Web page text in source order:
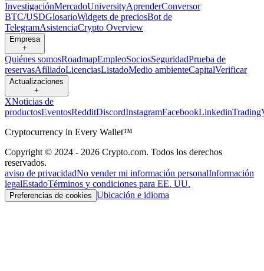
InvestigaciónMercadoUniversityAprenderConversor
BTC/USDGlosarioWidgets de preciosBot de
TelegramAsistenciaCrypto Overview
Empresa
+
Quiénes somosRoadmapEmpleoSociosSeguridadPrueba de
reservasAfiliadoLicenciasListadoMedio ambienteCapitalVerificar
Actualizaciones
+
XNoticias de
productosEventosRedditDiscordInstagramFacebookLinkedin
Cryptocurrency in Every Wallet™
Copyright © 2024 - 2026 Crypto.com. Todos los derechos
reservados.
aviso de privacidadNo vender mi información personalInformación
legalEstadoTérminos y condiciones para EE. UU.
Preferencias de cookies Ubicación e idioma